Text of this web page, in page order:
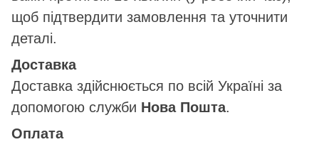
щоб підтвердити замовлення та уточнити
деталі.
Доставка
Доставка здійснюється по всій Україні за
допомогою служби Нова Пошта.
Оплата